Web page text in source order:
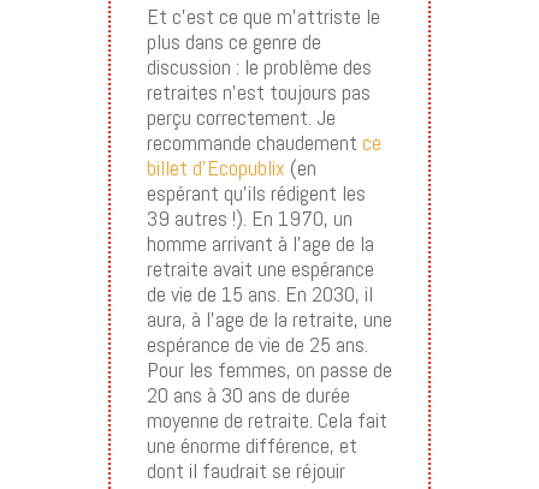
Et c’est ce que m’attriste le
plus dans ce genre de
discussion : le problème des
retraites n’est toujours pas
perçu correctement. Je
recommande chaudement ce
billet d’Ecopublix (en
espérant qu’ils rédigent les
39 autres !). En 1970, un
homme arrivant à l’age de la
retraite avait une espérance
de vie de 15 ans. En 2030, il
aura, à l’age de la retraite, une
espérance de vie de 25 ans.
Pour les femmes, on passe de
20 ans à 30 ans de durée
moyenne de retraite. Cela fait
une énorme différence, et
dont il faudrait se réjouir